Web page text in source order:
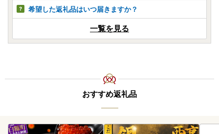
希望した返礼品はいつ届きますか？
一覧を見る
おすすめ返礼品